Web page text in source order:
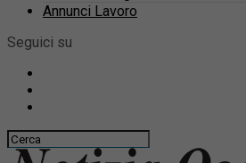
Annunci Lavoro
Seguici su